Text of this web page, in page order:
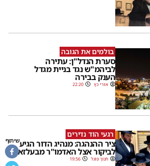
בולמים את הגובה
סערת הנדל"ן: עתירה
לביהמ"ש נגד בניית מגדל
הענק בבירה
אורי כץ 22:20
רגעי הוד נדירים
ציר ההנהגה: מנהיג הדור הגיע
לביקור אצל האדמו"ר מבעלזא
חנוך פוגל 19:56
שיתוף